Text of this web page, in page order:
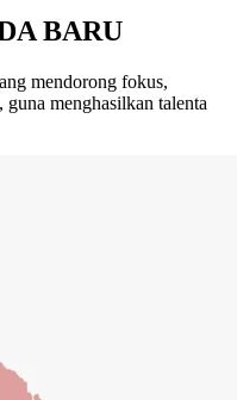
BARU
mendorong fokus,
menghasilkan talenta